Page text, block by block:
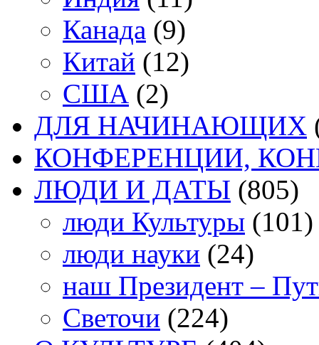
Канада (9)
Китай (12)
США (2)
ДЛЯ НАЧИНАЮЩИХ
КОНФЕРЕНЦИИ,
ЛЮДИ И ДАТЫ (805)
люди Культуры (101)
люди науки (24)
наш Президент –
Светочи (224)